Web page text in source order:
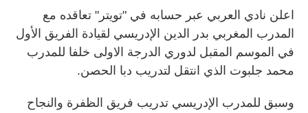
اعلن نادي العربي عبر حسابه في "تويتر" تعاقده مع
المدرب المغربي بدر الدين الإدريسي لقيادة الفريق الأول
في الموسم المقبل لدوري الدرجة الاولى خلفا للمدرب
محمد جلبوت الذي انتقل لتدريب دبا الحصن.
وسبق للمدرب الإدريسي تدريب فريق الظفرة والنجاح